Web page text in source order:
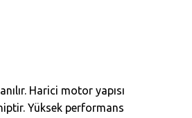
Harici motor yapısı
Yüksek performans